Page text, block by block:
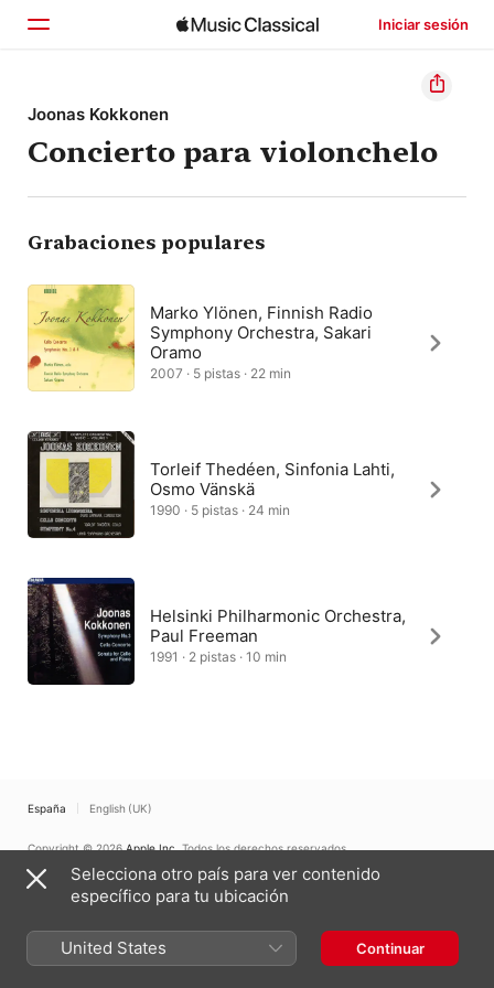
Iniciar sesión
Inicio
Explorar
Buscar
Joonas Kokkonen
Concierto para violonchelo
Grabaciones populares
Marko Ylönen, Finnish Radio
Symphony Orchestra, Sakari
Oramo
2007 · 5 pistas · 22 min
Torleif Thedéen, Sinfonia Lahti,
Osmo Vänskä
1990 · 5 pistas · 24 min
Helsinki Philharmonic Orchestra,
Paul Freeman
1991 · 2 pistas · 10 min
España English (UK)
Copyright © 2026 Apple Inc. Todos los derechos reservados.
Términos del servicio de internet
Apple Music y la privacidad
Aviso sobre cookies
Soporte Comentarios
Selecciona otro país para ver contenido
específico para tu ubicación
United States Continuar